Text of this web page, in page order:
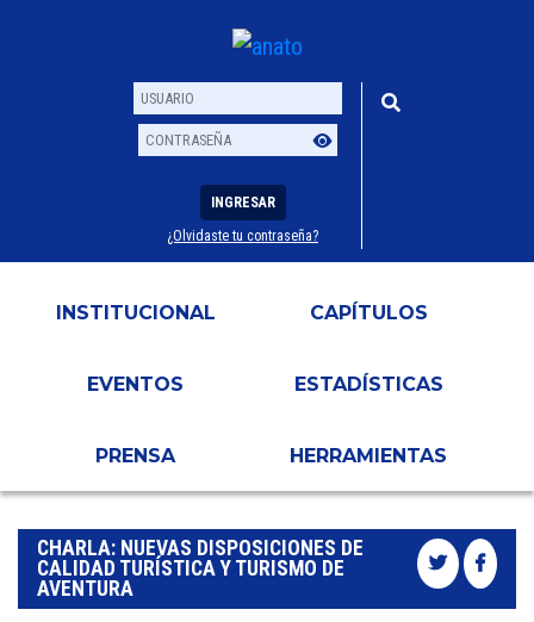
Usuario
Contraseña
INGRESAR
¿Olvidaste tu contraseña?
INSTITUCIONAL CAPÍTULOS
EVENTOS ESTADÍSTICAS
PRENSA HERRAMIENTAS
CHARLA: NUEVAS DISPOSICIONES DE
CALIDAD TURÍSTICA Y TURISMO DE
AVENTURA